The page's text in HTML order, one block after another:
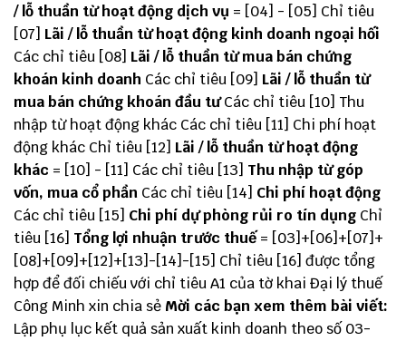
/ lỗ thuần từ hoạt động dịch vụ = [04] - [05] Chỉ tiêu
[07] Lãi / lỗ thuần từ hoạt động kinh doanh ngoại hối
Các chỉ tiêu [08] Lãi / lỗ thuần từ mua bán chứng
khoán kinh doanh Các chỉ tiêu [09] Lãi / lỗ thuần từ
mua bán chứng khoán đầu tưCác chỉ tiêu [10] Thu
nhập từ hoạt động khác Các chỉ tiêu [11] Chi phí hoạt
động khác Chỉ tiêu [12] Lãi / lỗ thuần từ hoạt động
khác = [10] - [11] Các chỉ tiêu [13] Thu nhập từ góp
vốn, mua cổ phần Các chỉ tiêu [14] Chi phí hoạt động
Các chỉ tiêu [15] Chi phí dự phòng rủi ro tín dụng Chỉ
tiêu [16] Tổng lợi nhuận trước thuế= [03]+[06]+[07]+
[08]+[09]+[12]+[13]-[14]-[15] Chỉ tiêu [16] được tổng
hợp để đối chiếu với chỉ tiêu A1 của tờ khai Đại lý thuế
Công Minh xin chia sẻ Mời các bạn xem thêm bài viết:
Lập phụ lục kết quả sản xuất kinh doanh theo số 03-